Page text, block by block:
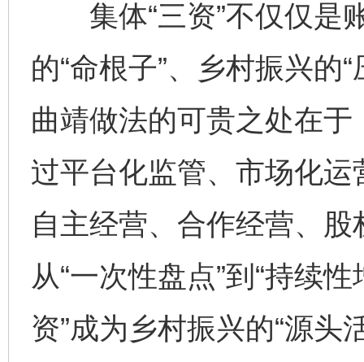
集体“三资”不仅仅是
的“命根子”、乡村振兴的
曲靖做法的可贵之处在于
过平台化监管、市场化
自主经营、合作经营、
从“一次性盘点”到“持续
资”成为乡村振兴的“源头